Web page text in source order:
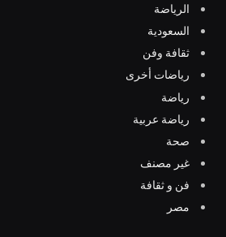
الرياضة
السعودية
ثقافة وفن
رياضات أخرى
رياضة
رياضة عربية
صحة
غير مصنف
فن و ثقافة
مصر